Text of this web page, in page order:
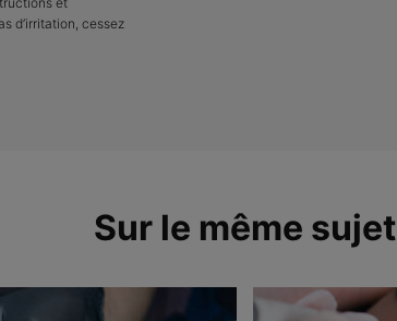
d’irritation, cessez
Sur le même sujet